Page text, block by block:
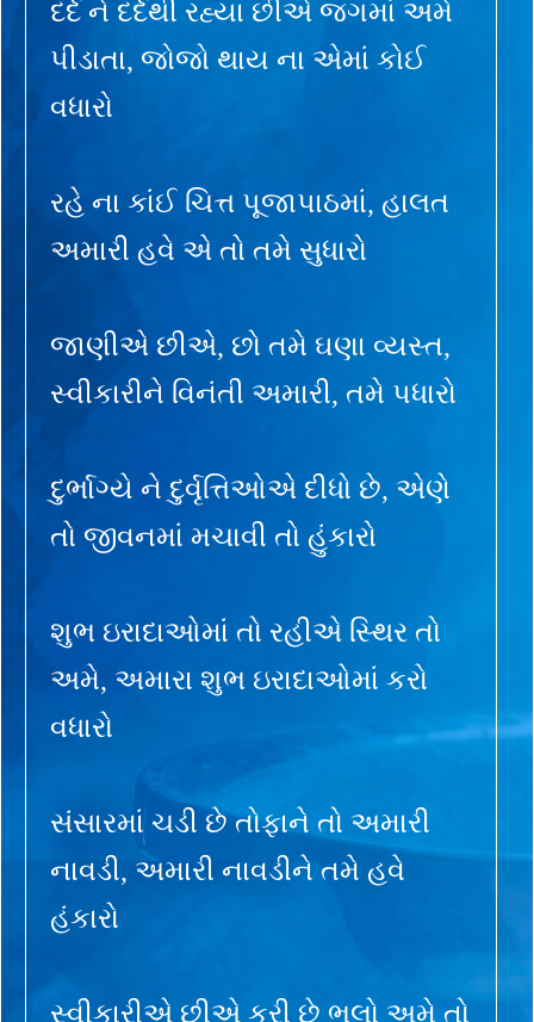
દર્દ ને દર્દથી રહ્યા છીએ જગમાં અમે
પીડાતા, જોજો થાય ના એમાં કોઈ
વધારો
રહે ના કાંઈ ચિત્ત પૂજાપાઠમાં, હાલત
અમારી હવે એ તો તમે સુધારો
જાણીએ છીએ, છો તમે ઘણા વ્યસ્ત,
સ્વીકારીને વિનંતી અમારી, તમે પધારો
દુર્ભાગ્યે ને દુર્વૃત્તિઓએ દીધો છે, એણે
તો જીવનમાં મચાવી તો હુંકારો
શુભ ઇરાદાઓમાં તો રહીએ સ્થિર તો
અમે, અમારા શુભ ઇરાદાઓમાં કરો
વધારો
સંસારમાં ચડી છે તોફાને તો અમારી
નાવડી, અમારી નાવડીને તમે હવે
હંકારો
સ્વીકારીએ છીએ કરી છે ભૂલો અમે તો